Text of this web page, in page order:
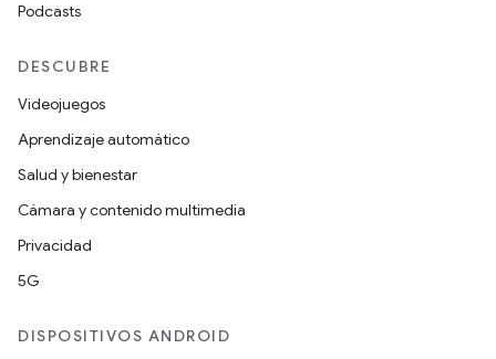
Podcasts
DESCUBRE
Videojuegos
Aprendizaje automático
Salud y bienestar
Cámara y contenido multimedia
Privacidad
5G
DISPOSITIVOS ANDROID